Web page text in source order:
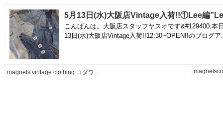
こんばんは。大阪店スタッフヤスオです&#129400;本
13日(水)大阪店Vintage入荷!!12:30~OPEN!!のブログア
magnets vintage clothing コダワリがある大人の為に。